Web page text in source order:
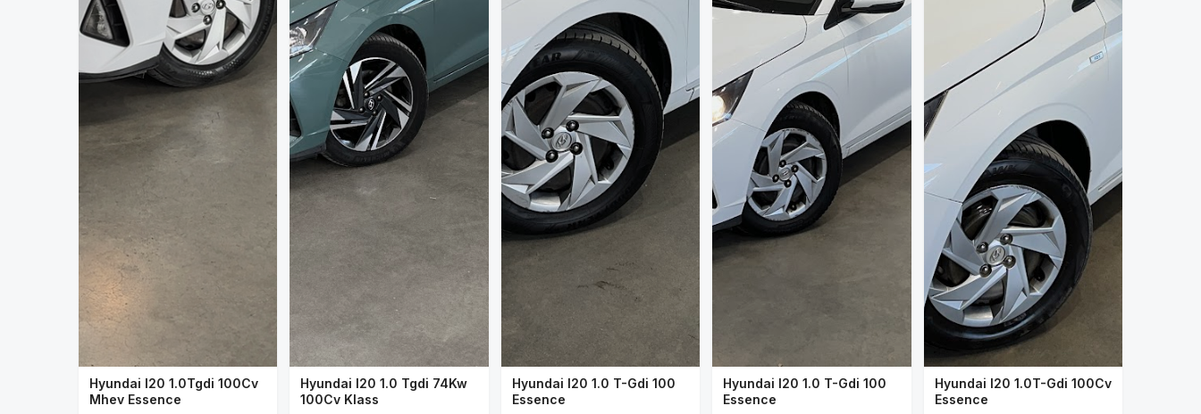
Hyundai I20 1.0Tgdi 100Cv
Mhev Essence
Hyundai I20 1.0 Tgdi 74Kw
100Cv Klass
Hyundai I20 1.0 T-Gdi 100
Essence
Hyundai I20 1.0 T-Gdi 100
Essence
Hyundai I20 1.0T-Gdi 100Cv
Essence